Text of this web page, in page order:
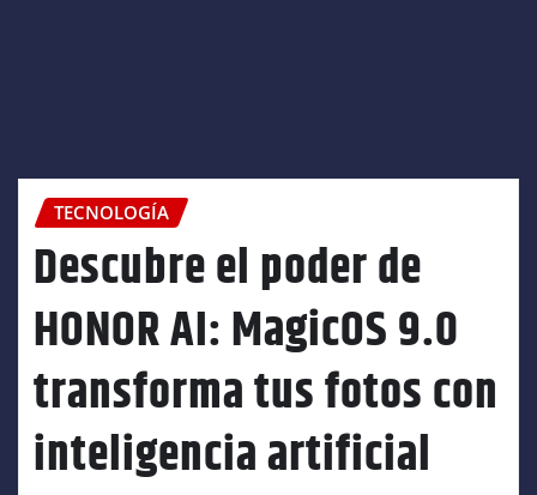
TECNOLOGÍA
Descubre el poder de
HONOR AI: MagicOS 9.0
transforma tus fotos con
inteligencia artificial